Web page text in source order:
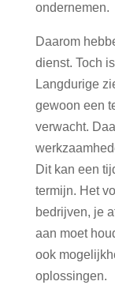
ondernemen.
Daarom
dienst. Toch
Langdurige
gewoon een
verwacht.
Dit kan een
termijn. Het
bedrijven, je
aan moet
ook
oplossingen.